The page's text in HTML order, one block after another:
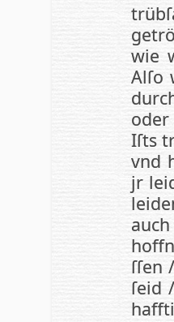
wie
Al­ſo
oder
Iſts
vnd
jr
ſeid